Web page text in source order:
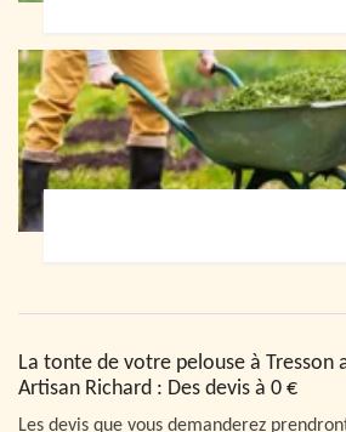
La tonte de votre pelouse à Tresson
Artisan Richard : Des devis à 0 €
Les devis que vous demanderez